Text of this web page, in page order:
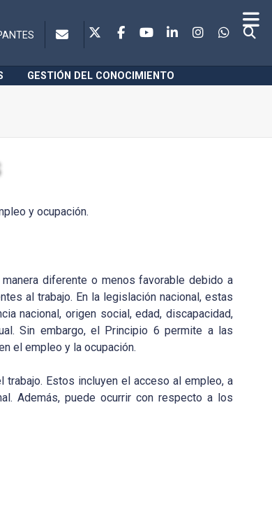
GESTIÓN DEL CONOCIMIENTO
y ocupación.
diferente o menos favorable debido a
al trabajo. En la legislación nacional, estas
nacional, origen social, edad, discapacidad,
Sin embargo, el Principio 6 permite a las
el empleo y la ocupación.
Estos incluyen el acceso al empleo, a
Además, puede ocurrir con respecto a los